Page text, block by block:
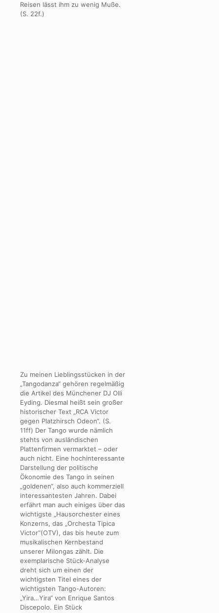
Reisen lässt ihm zu wenig Muße.
(S. 22f.)
Zu meinen Lieblingsstücken in der
„Tangodanza“ gehören regelmäßig
die Artikel des Münchener DJ Olli
Eyding. Diesmal heißt sein großer
historischer Text „RCA Victor
gegen Platzhirsch Odeon“. (S.
11ff) Der Tango wurde nämlich
stehts von ausländischen
Plattenfirmen vermarktet – oder
auch nicht. Eine hochinteressante
Darstellung der politische
Ökonomie des Tango in seinen
„goldenen“, also auch kommerziell
interessantesten Jahren. Dabei
erfährt man auch einiges über das
wichtigste „Hausorchester eines
Konzerns, das „Orchesta Tipica
Victor“(OTV), das bis heute zum
musikalischen Kernbestand
unserer Milongas zählt. Die
exemplarische Stück-Analyse
dreht sich um einen der
wichtigsten Titel eines der
wichtigsten Tango-Autoren:
„Yira…Yira“ von Enrique Santos
Discepolo. Ein Stück